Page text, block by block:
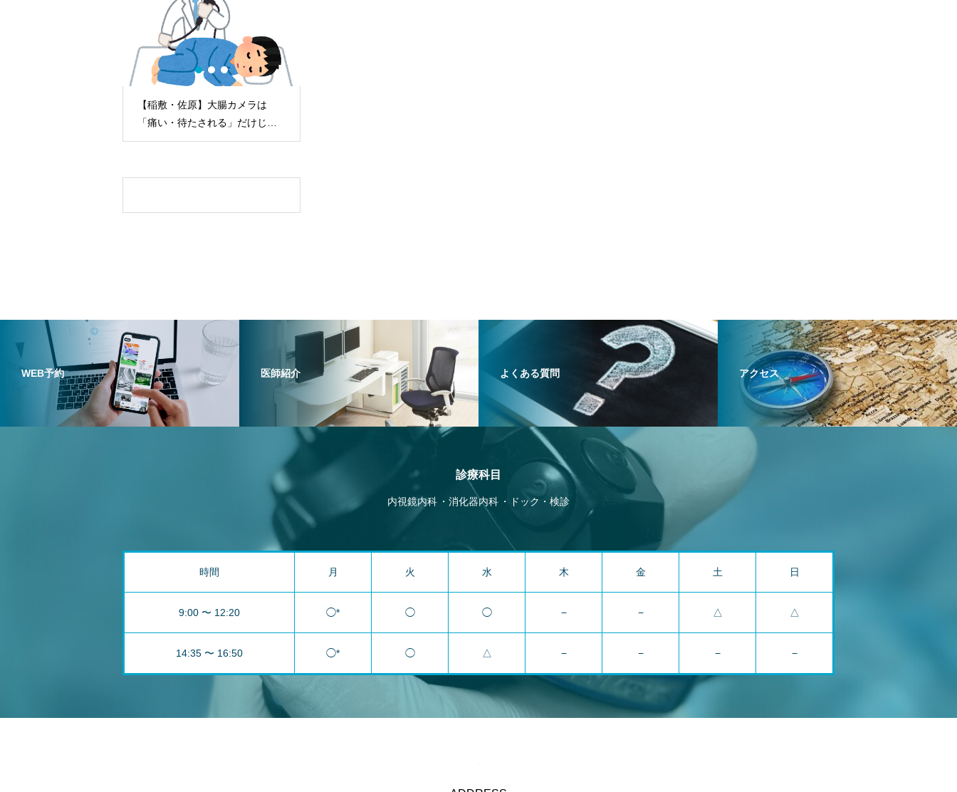
【稲敷・佐原】大腸カメラは
「痛い・待たされる」だけじゃ
ない！今は眠っている間に快適
古橋医院で
WEB予約 医師紹介 よくある質問 アクセス
診療科目
内視鏡内科 消化器内科 ドック・検診
時間 月 火 水 木 金 土 日
9:00 〜 12:20 ◯* ◯ ◯ − − △ △
14:35 〜 16:50 ◯* ◯ △ − − − −